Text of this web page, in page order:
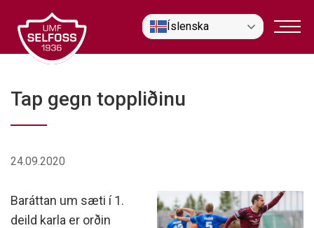
efni
Íslenska
Tap gegn toppliðinu
24.09.2020
Baráttan um sæti í 1.
deild karla er orðin